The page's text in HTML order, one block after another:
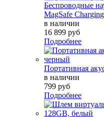
Беспроводные
MagSafe
в наличии
16 899 руб
Подробнее
Портативная
в наличии
799 руб
Подробнее